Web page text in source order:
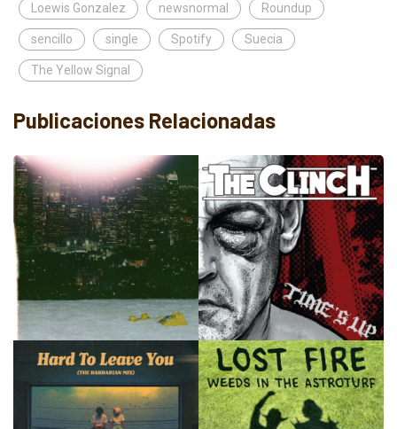
Loewis Gonzalez newsnormal Roundup
sencillo single Spotify Suecia
The Yellow Signal
Publicaciones Relacionadas